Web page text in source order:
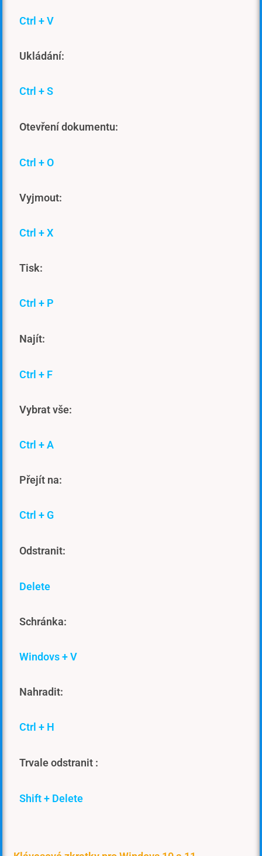
Ctrl + V
Ukládání:
Ctrl + S
Otevření dokumentu:
Ctrl + O
Vyjmout:
Ctrl + X
Tisk:
Ctrl + P
Najít:
Ctrl + F
Vybrat vše:
Ctrl + A
Přejít na:
Ctrl + G
Odstranit:
Delete
Schránka:
Windovs + V
Nahradit:
Ctrl + H
Trvale odstranit :
Shift + Delete